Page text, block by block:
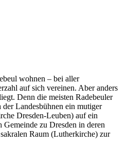
wohnen – bei aller
auf sich vereinen. Aber anders
Denn die meisten Ra­debeuler
Landesbühnen ein mu­tiger
Dresden-Leuben) auf ein
zu Dresden in deren
Raum (Lutherkirche) zur